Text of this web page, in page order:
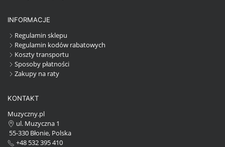
INFORMACJE
Regulamin sklepu
Regulamin kodów rabatowych
Koszty transportu
Sposoby płatności
Zakupy na raty
KONTAKT
Muzyczny.pl
ul. Muzyczna 1
55-330 Błonie, Polska
+48 532 395 410